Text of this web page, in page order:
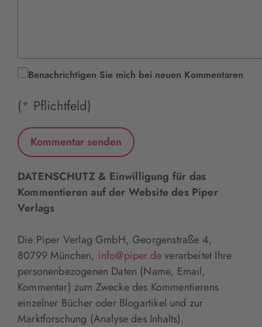
Benachrichtigen Sie mich bei neuen Kommentaren
(* Pflichtfeld)
DATENSCHUTZ & Einwilligung für das
Kommentieren auf der Website des Piper
Verlags
Die Piper Verlag GmbH, Georgenstraße 4,
80799 München, info@piper.deverarbeitet Ihre
personenbezogenen Daten (Name, Email,
Kommentar) zum Zwecke des Kommentierens
einzelner Bücher oder Blogartikel und zur
Marktforschung (Analyse des Inhalts).